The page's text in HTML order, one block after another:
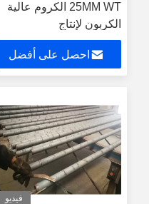
25MM WT الكروم عالية
الكربون لإنتاج
احصل على أفضل
فيديو